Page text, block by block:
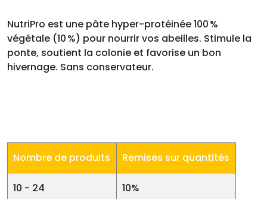
NutriPro est une pâte hyper-protéinée 100 %
végétale (10 %) pour nourrir vos abeilles. Stimule la
ponte, soutient la colonie et favorise un bon
hivernage. Sans conservateur.
Nombre de produits Remises sur quantités
10 - 24 10%